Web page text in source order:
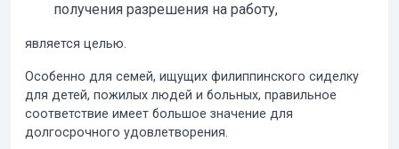
получения разрешения на работу,
является целью.
Особенно для семей, ищущих филиппинского сиделку
для детей, пожилых людей и больных, правильное
соответствие имеет большое значение для
долгосрочного удовлетворения.